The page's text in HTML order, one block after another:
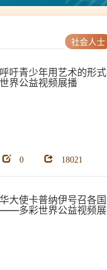
社会人士
吁青少年用艺术的形
界公益视频展播
0 18021
大使卡普纳伊号召各
多彩世界公益视频